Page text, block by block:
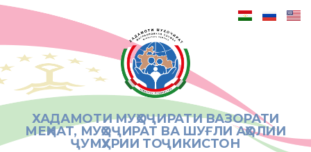
ХАДАМОТИ МУҲОҶИРАТИ ВАЗОРАТИ
МЕҲНАТ, МУҲОҶИРАТ ВА ШУҒЛИ АҲОЛИИ
ҶУМҲУРИИ ТОҶИКИСТОН